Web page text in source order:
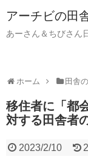
アーチビの田
あーさん＆ちびさん
ホーム 田舎
移住者に「都
対する田舎者
2023/2/10